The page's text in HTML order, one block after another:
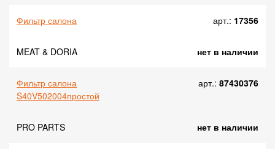
Фильтр салона арт.: 17356
MEAT & DORIA нет в наличии
Фильтр салона
S40V502004простой
арт.: 87430376
PRO PARTS нет в наличии